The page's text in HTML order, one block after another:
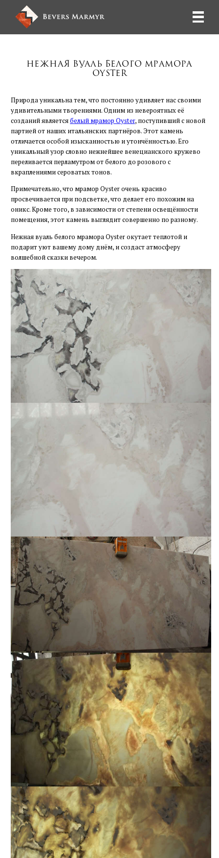
Нежная вуаль белого мрамора
Oyster
Природа уникальна тем, что постоянно удивляет нас своими
удивительными творениями. Одним из невероятных её
созданий являетсябелый мрамор Oyster, поступивший с новой
партией от наших итальянских партнёров. Этот камень
отличается особой изысканностью и утончённостью. Его
уникальный узор словно нежнейшее венецианского кружево
переливается перламутром от белого до розового с
вкраплениями сероватых тонов.
Примечательно, что мрамор Oyster очень красиво
просвечивается при подсветке, что делает его похожим на
оникс. Кроме того, в зависимости от степени освещённости
помещения, этот камень выглядит совершенно по разному.
Нежная вуаль белого мрамора Oyster окутает теплотой и
подарит уют вашему дому днём, и создаст атмосферу
волшебной сказки вечером.